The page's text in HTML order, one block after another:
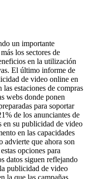
un importante
los sectores de
en la utilización
El último informe de
de video online en
estaciones de compras
webs donde ponen
para soportar
de los anunciantes de
en su publicidad de video
en las capacidades
advierte que ahora son
opciones para
datos siguen reflejando
publicidad de video
la que las campañas